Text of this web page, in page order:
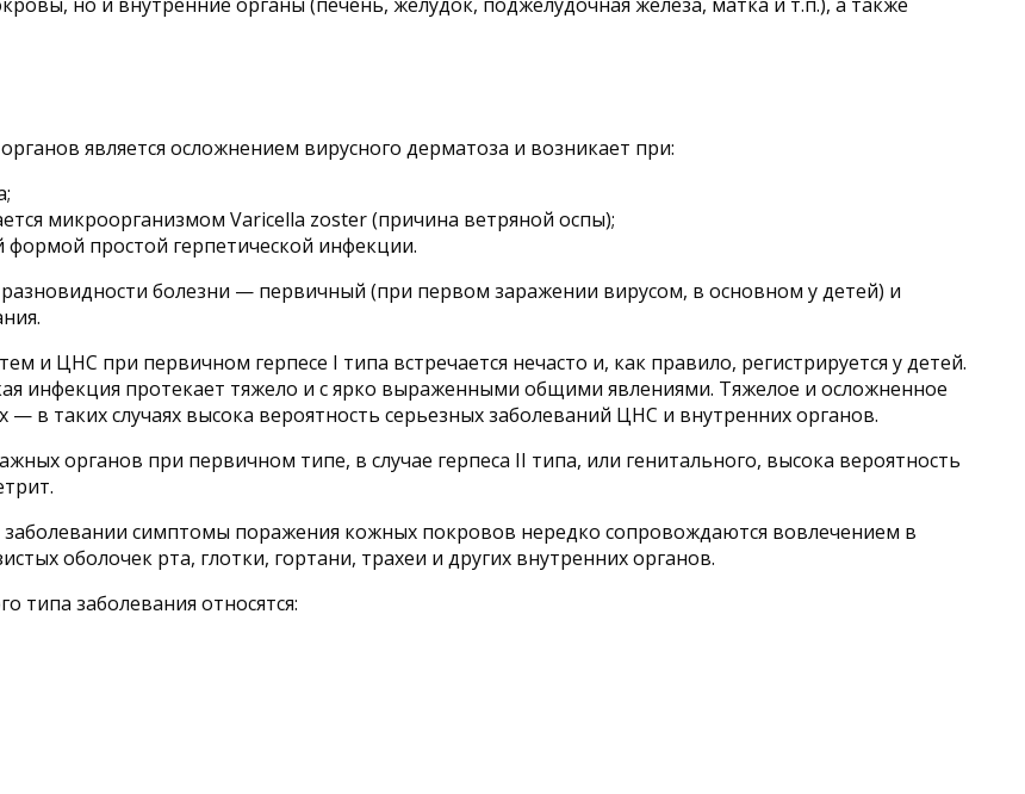
является осложнением вирусного дерматоза и возникает при:
микроорганизмом Varicella zoster (причина ветряной оспы);
простой герпетической инфекции.
болезни — первичный (при первом заражении вирусом, в основном у детей) и
и ЦНС при первичном герпесе I типа встречается нечасто и, как правило, регистрируется у детей.
инфекция протекает тяжело и с ярко выраженными общими явлениями. Тяжелое и осложненное
в таких случаях высока вероятность серьезных заболеваний ЦНС и внутренних органов.
органов при первичном типе, в случае герпеса II типа, или генитального, высока вероятность
симптомы поражения кожных покровов нередко сопровождаются вовлечением в
оболочек рта, глотки, гортани, трахеи и других внутренних органов.
типа заболевания относятся: